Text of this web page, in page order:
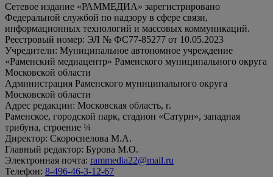
Сетевое издание «РАММЕДИА» зарегистрировано
Федеральной службой по надзору в сфере связи,
информационных технологий и массовых коммуникаций.
Реестровый номер: ЭЛ № ФС77-85277 от 10.05.2023
Учредители: Муниципальное автономное учреждение
«Раменский медиацентр» Раменского муниципального округа
Московской области
Администрация Раменского муниципального округа
Московской области
Адрес редакции: Московская область, г.
Раменское, городской парк, стадион «Сатурн», западная
трибуна, строение ¼
Директор: Скороспелова М.А.
Главный редактор: Бурова М.О.
Электронная почта: rammedia22@mail.ru
Телефон: 8-496-46-3-12-67